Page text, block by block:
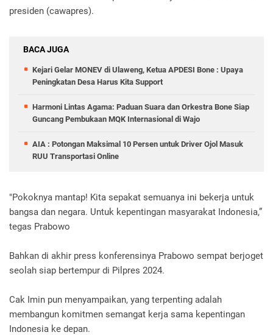
presiden (cawapres).
BACA JUGA
Kejari Gelar MONEV di Ulaweng, Ketua APDESI Bone : Upaya
Peningkatan Desa Harus Kita Support
Harmoni Lintas Agama: Paduan Suara dan Orkestra Bone Siap
Guncang Pembukaan MQK Internasional di Wajo
AIA : Potongan Maksimal 10 Persen untuk Driver Ojol Masuk
RUU Transportasi Online
"Pokoknya mantap! Kita sepakat semuanya ini bekerja untuk
bangsa dan negara. Untuk kepentingan masyarakat Indonesia,”
tegas Prabowo
Bahkan di akhir press konferensinya Prabowo sempat berjoget
seolah siap bertempur di Pilpres 2024.
Cak Imin pun menyampaikan, yang terpenting adalah
membangun komitmen semangat kerja sama kepentingan
Indonesia ke depan.